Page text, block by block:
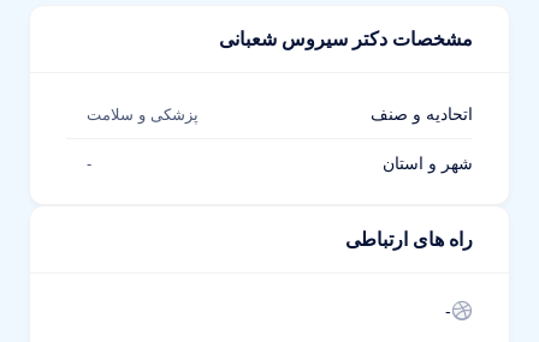
مشخصات دکتر سیروس شعبانی
اتحادیه و صنف پزشکی و سلامت
شهر و استان -
راه های ارتباطی
-